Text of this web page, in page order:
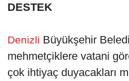
DESTEK
Denizli Büyükşehir
mehmetçiklere vatani
çok ihtiyaç duyacakları